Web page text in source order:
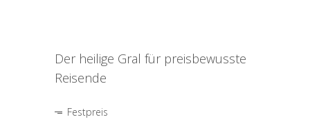
Der heilige Gral für preisbewusste
Reisende
Festpreis